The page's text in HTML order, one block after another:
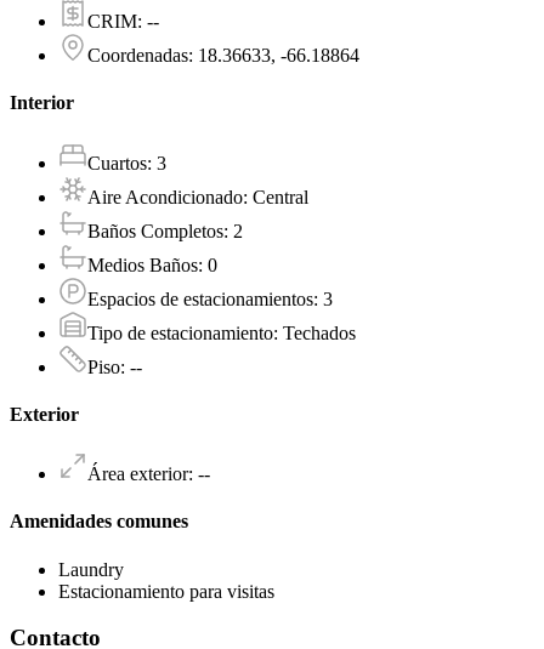
CRIM: --
Coordenadas: 18.36633, -66.18864
Interior
Cuartos: 3
Aire Acondicionado: Central
Baños Completos: 2
Medios Baños: 0
Espacios de estacionamientos: 3
Tipo de estacionamiento: Techados
Piso: --
Exterior
Área exterior: --
Amenidades comunes
Laundry
Estacionamiento para visitas
Contacto